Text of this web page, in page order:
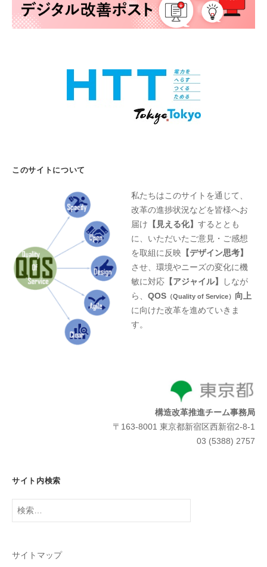
このサイトについて
私たちはこのサイトを通じて、
改革の進捗状況などを皆様へお
届け 【見える化】するととも
に、いただいたご意見・ご感想
を取組に反映 【デザイン思考】
させ、環境やニーズの変化に機
敏に対応 【アジャイル】
しなが
ら、QOS （Quality of Service） 向上
に向けた改革を進めていきま
す。
構造改革推進チーム事務局
〒163-8001 東京都新宿区西新宿2-8-1
03 (5388) 2757
サイト内検索
検
索:
サイトマップ